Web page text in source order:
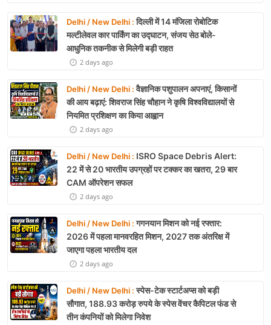
Delhi / New Delhi :दिल्ली में 14 मंजिला रोबोटिक
मल्टीलेवल कार पार्किंग का उद्घाटन, संजय सेठ बोले-
आधुनिक तकनीक से मिलेगी बड़ी राहत
2 days ago
Delhi / New Delhi :वैज्ञानिक पशुपालन अपनाएं, किसानों
की आय बढ़ाएं: शिवराज सिंह चौहान ने कृषि विश्वविद्यालयों से
नियमित प्रशिक्षण का किया आह्वान
2 days ago
Delhi / New Delhi : ISRO Space Debris Alert:
22 में से 20 भारतीय उपग्रहों पर टक्कर का खतरा, 29 बार
CAM ऑपरेशन सफल
2 days ago
Delhi / New Delhi :गगनयान मिशन को नई रफ्तार:
2026 में पहला मानवरहित मिशन, 2027 तक अंतरिक्ष में
जाएगा पहला भारतीय दल
2 days ago
Delhi / New Delhi :स्पेस-टेक स्टार्टअप्स को बड़ी
सौगात, 188.93 करोड़ रुपये के स्पेस वेंचर कैपिटल फंड से
तीन कंपनियों को मिलेगा निवेश